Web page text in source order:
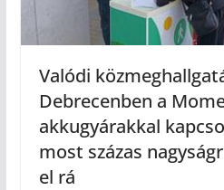
Valódi
Debrecenben a
akkugyárakkal
most százas
el rá